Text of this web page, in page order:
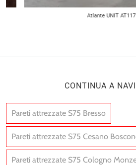
Atlante UNIT AT117
CONTINUA A
Pareti attrezzate S75 Bresso
Pareti attrezzate S75 Cesano
Pareti attrezzate S75 Cologno